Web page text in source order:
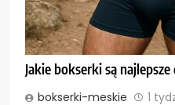
Jakie bokserki są
bokserki-meskie 1